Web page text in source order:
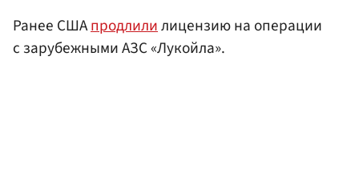
Ранее СШАпродлилилицензию на операции
с зарубежными АЗС «Лукойла».